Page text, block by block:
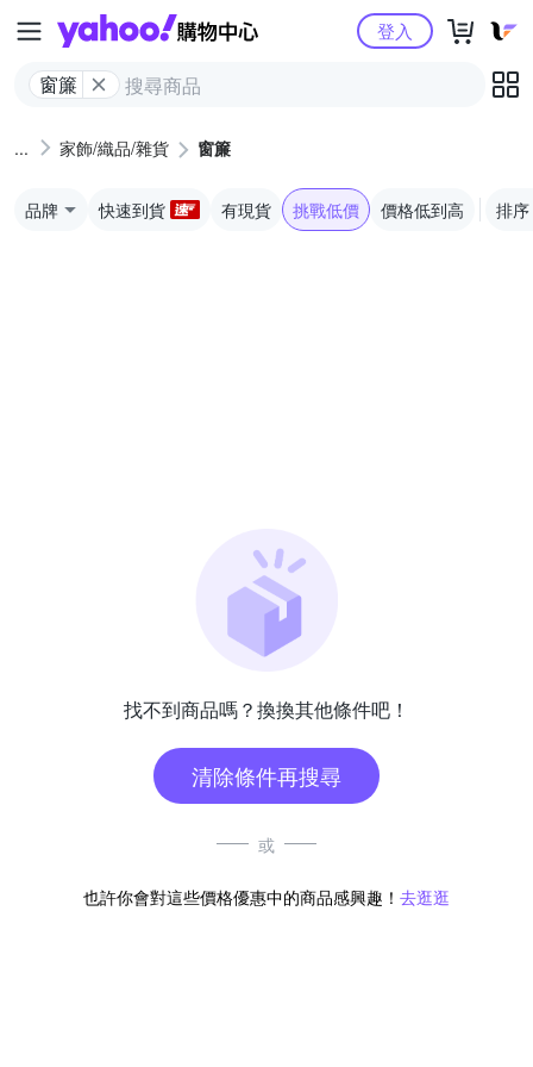
Yahoo購物中心
窗簾
登入
家飾/織品/雜貨 窗簾
品牌 快速到貨 有現貨 挑戰低價 價格低到高 排序
找不到商品嗎？換換其他條件吧！
清除條件再搜尋
或
也許你會對這些價格優惠中的商品感興趣！ 去逛逛